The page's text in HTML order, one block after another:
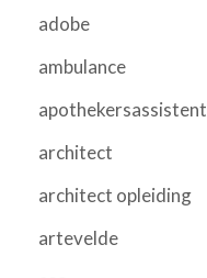
adobe
ambulance
apothekersassistent
architect
architect opleiding
artevelde